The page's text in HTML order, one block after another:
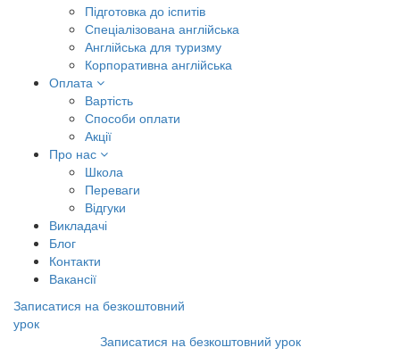
Підготовка до іспитів
Спеціалізована англійська
Англійська для туризму
Корпоративна англійська
Оплата
Вартість
Способи оплати
Акції
Про нас
Школа
Переваги
Відгуки
Викладачі
Блог
Контакти
Вакансії
Записатися на безкоштовний
урок
Записатися на безкоштовний урок